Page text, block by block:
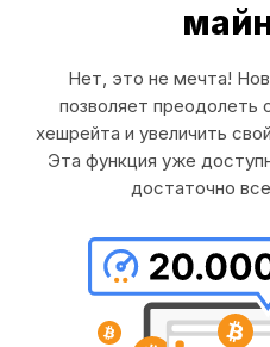
Нет, это не мечта!
позволяет преодолеть
хешрейта и увеличить
Эта функция уже
достаточно